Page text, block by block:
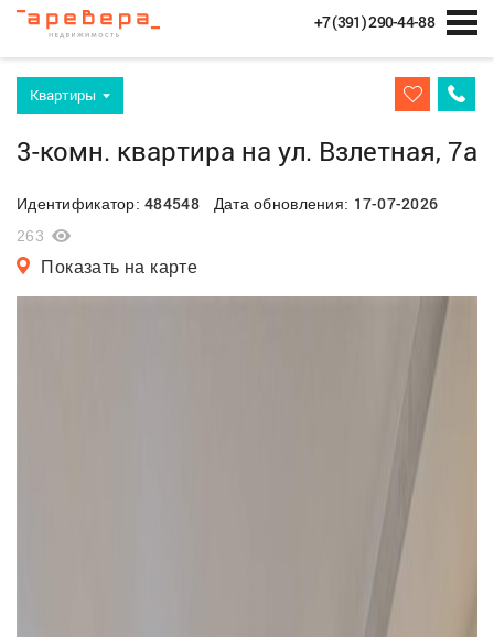
+7 (391) 290-44-88
Квартиры
3-комн. квартира на ул. Взлетная, 7а
Идентификатор:484548Дата обновления: 17-07-2026
263
Показать на карте